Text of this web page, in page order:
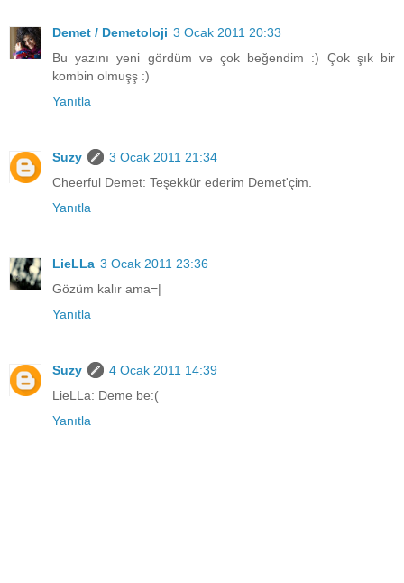
Demet / Demetoloji 3 Ocak 2011 20:33
Bu yazını yeni gördüm ve çok beğendim :) Çok şık bir
kombin olmuşş :)
Yanıtla
Suzy
3 Ocak 2011 21:34
Cheerful Demet: Teşekkür ederim Demet'çim.
Yanıtla
LieLLa 3 Ocak 2011 23:36
Gözüm kalır ama=|
Yanıtla
Suzy
4 Ocak 2011 14:39
LieLLa: Deme be:(
Yanıtla